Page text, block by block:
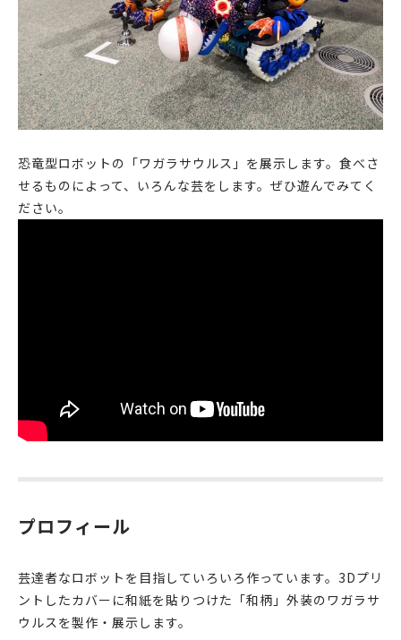
恐竜型ロボットの「ワガラサウルス」を展示します。食べさ
せるものによって、いろんな芸をします。ぜひ遊んでみてく
ださい。
プロフィール
芸達者なロボットを目指していろいろ作っています。3Dプリ
ントしたカバーに和紙を貼りつけた「和柄」外装のワガラサ
ウルスを製作・展示します。